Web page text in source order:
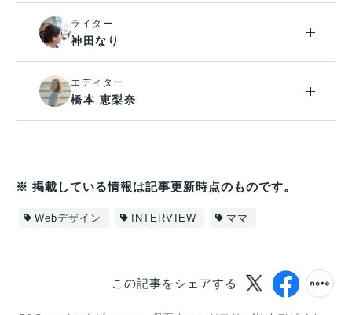
ライター
神田なり
エディター
橋本 恵梨奈
※ 掲載している情報は記事更新時点のものです。
Webデザイン INTERVIEW ママ
この記事をシェアする